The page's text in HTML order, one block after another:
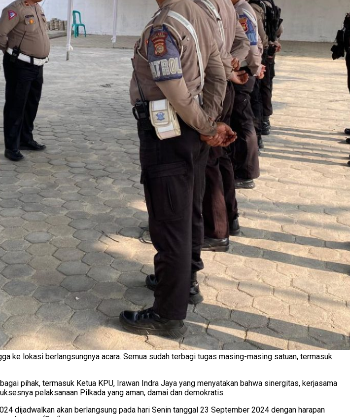
ke lokasi berlangsungnya acara. Semua sudah terbagi tugas masing-masing satuan, termasuk
pihak, termasuk Ketua KPU, Irawan Indra Jaya yang menyatakan bahwa sinergitas, kerjasama
pelaksanaan Pilkada yang aman, damai dan demokratis.
dijadwalkan akan berlangsung pada hari Senin tanggal 23 September 2024 dengan harapan